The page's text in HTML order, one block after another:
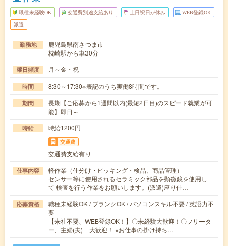
職種未経験OK 交通費別途支給あり 土日祝日が休み WEB登録OK
派遣
勤務地
鹿児島県南さつま市
枕崎駅から車30分
曜日頻度 月～金・祝
時間 8:30～17:30※表記のうち実働8時間です。
期間
長期【ご応募から1週間以内(最短2日目)のスピード就業が可
能】即日～
時給 時給1200円
交通費
交通費支給有り
仕事内容
軽作業（仕分け・ピッキング・検品、商品管理）
センサー等に使用されるセラミック部品を顕微鏡を使用し
て 検査を行う作業をお願いします。(派遣)座り仕…
応募資格
職種未経験OK / ブランクOK / パソコンスキル不要 / 英語力不
要
【来社不要、WEB登録OK！】〇未経験大歓迎！〇フリータ
ー、主婦(夫) 大歓迎！ ※お仕事の掛け持ち…